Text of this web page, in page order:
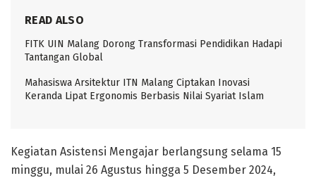
READ ALSO
FITK UIN Malang Dorong Transformasi Pendidikan Hadapi
Tantangan Global
Mahasiswa Arsitektur ITN Malang Ciptakan Inovasi
Keranda Lipat Ergonomis Berbasis Nilai Syariat Islam
Kegiatan Asistensi Mengajar berlangsung selama 15
minggu, mulai 26 Agustus hingga 5 Desember 2024,